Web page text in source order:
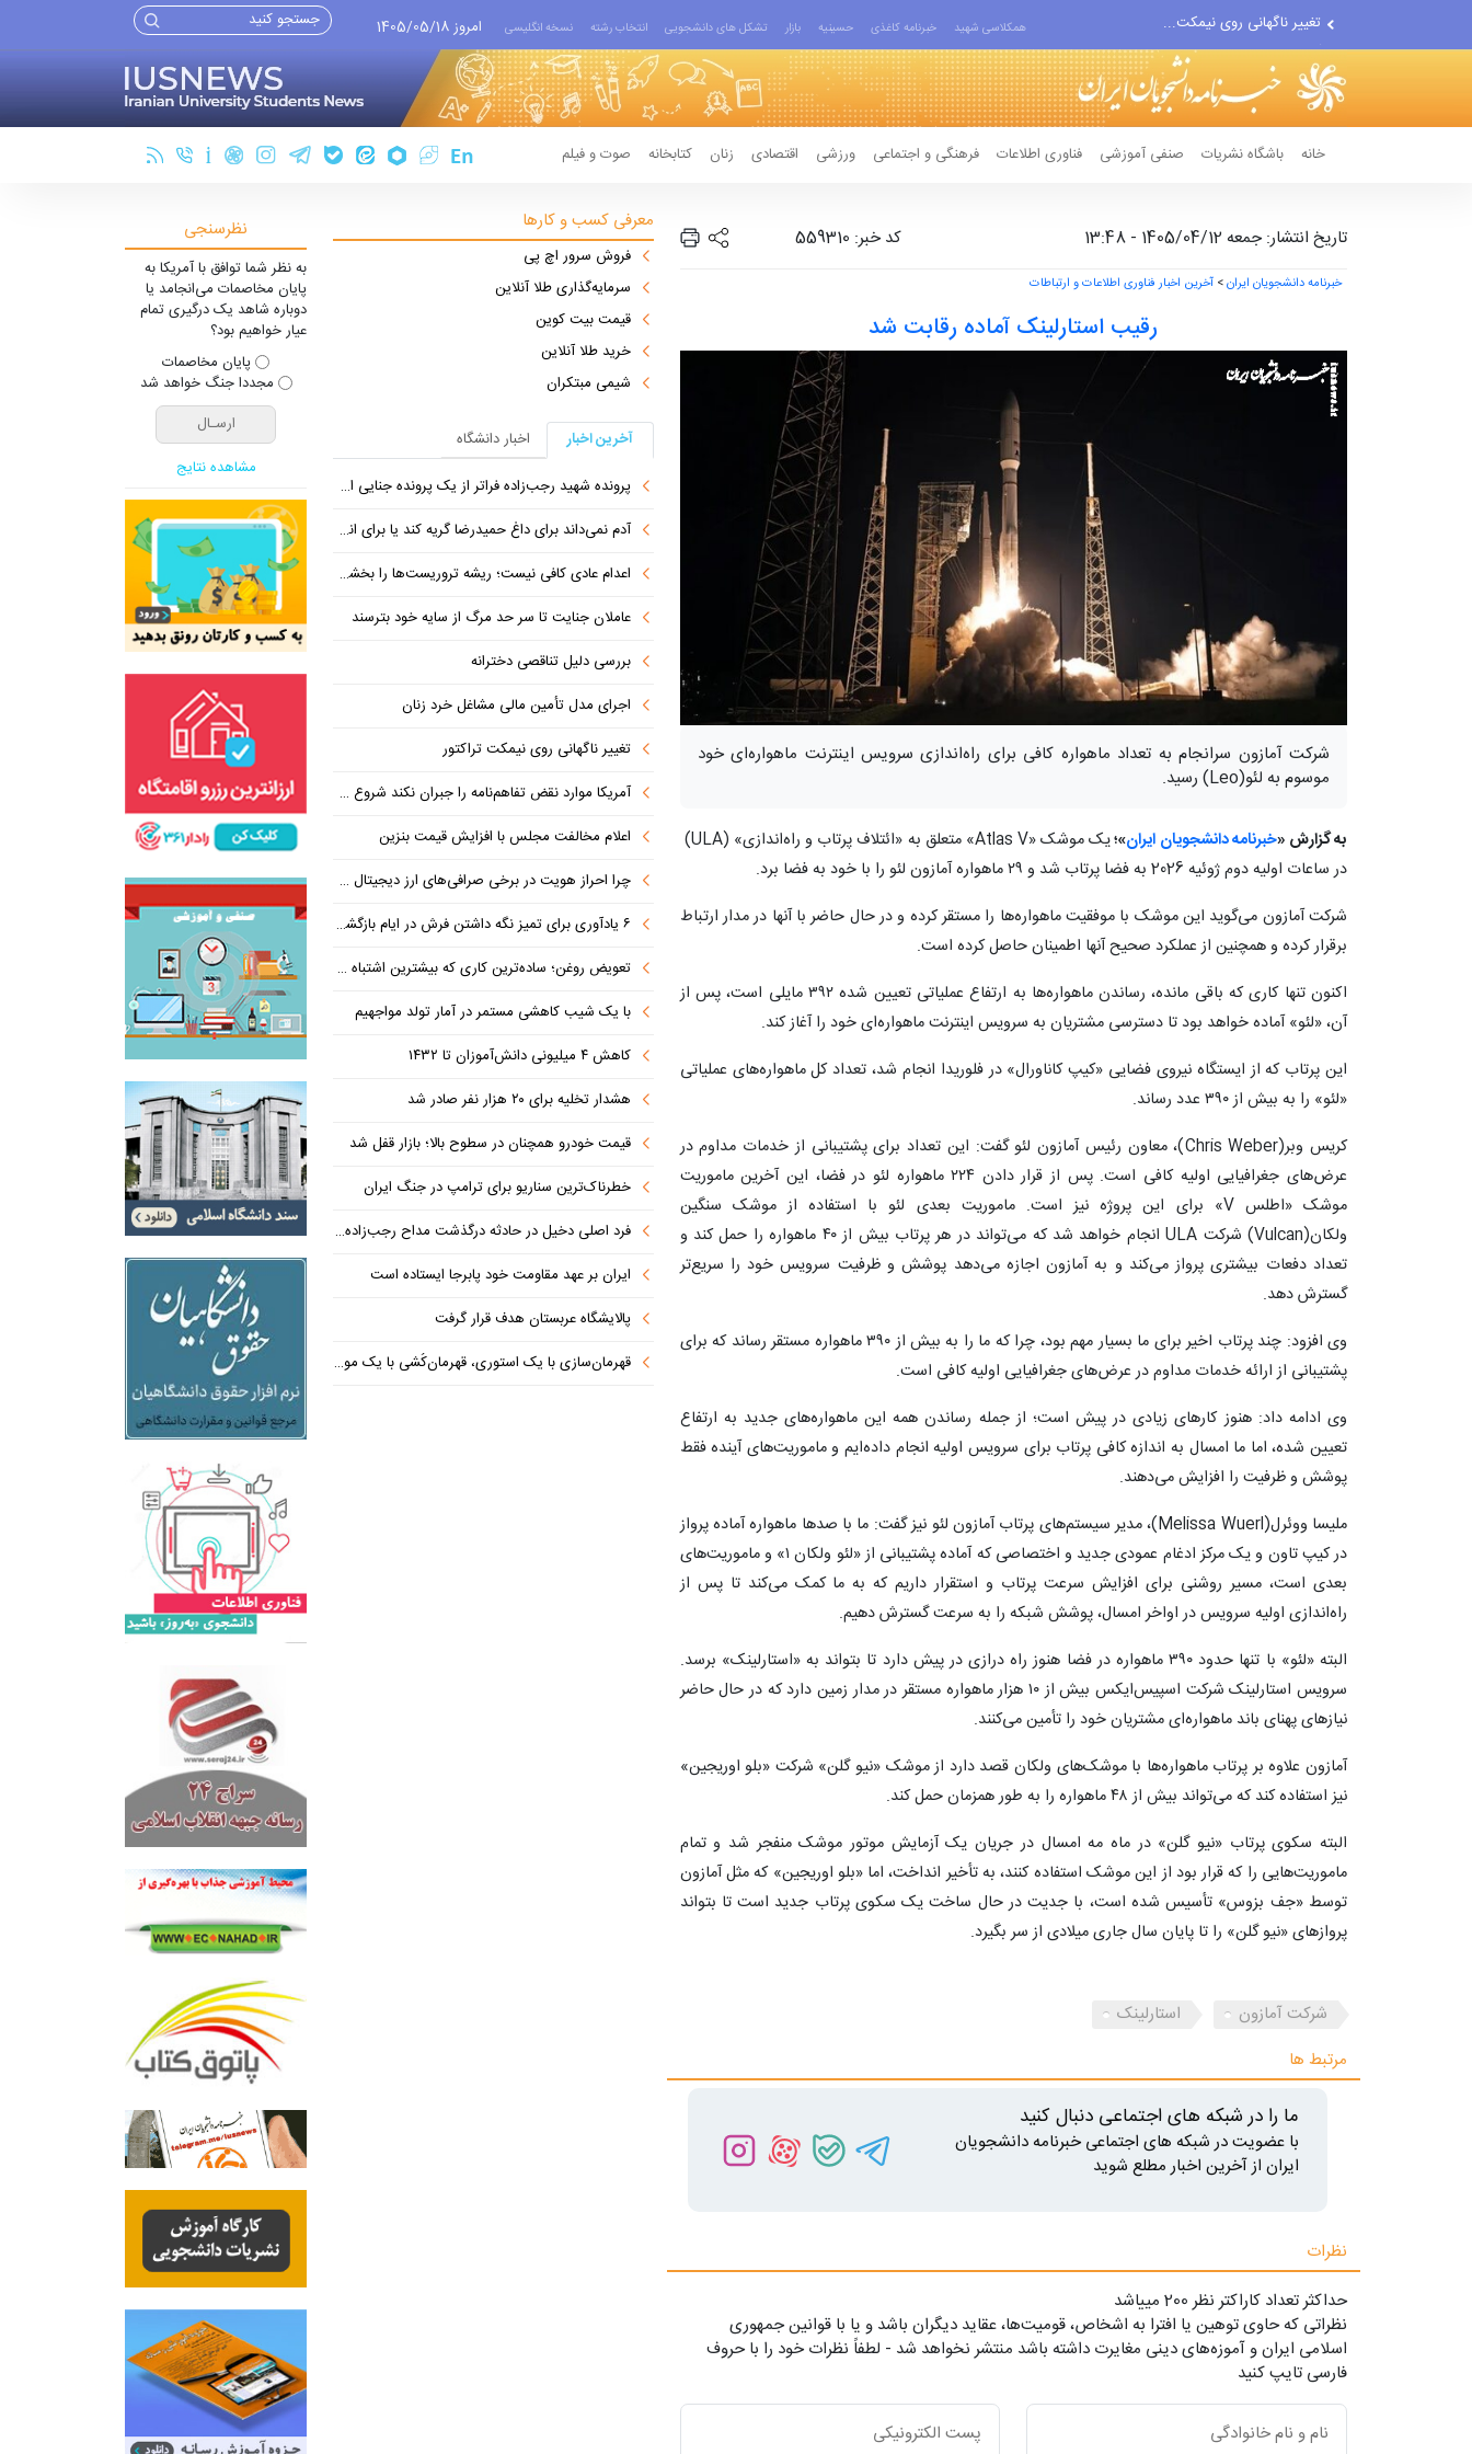
آمریکا موارد نقض تفاهم‌نامه...
اعلام مخالفت مجلس با افزایش...
همکلاسی شهید خبرنامه کاغذی حسینیه بازار تشکل های دانشجویی انتخاب رشته نسخه انگلیسی امروز 1405/05/18
خانه باشگاه نشریات صنفی آموزشی فناوری اطلاعات فرهنگی و اجتماعی ورزشی اقتصادی زنان کتابخانه صوت و فیلم
تاریخ انتشار: جمعه 1405/04/12 - 13:48 کد خبر: 559310
خبرنامه دانشجویان ایران> آخرین اخبار فناوری اطلاعات و ارتباطات
رقیب استارلینک آماده رقابت شد
شرکت آمازون سرانجام به تعداد ماهواره کافی برای راه‌اندازی سرویس اینترنت ماهواره‌ای خود
موسوم به لئو(Leo) رسید.
به گزارش «خبرنامه دانشجویان ایران»؛
یک موشک «Atlas V» متعلق به «ائتلاف پرتاب و راه‌اندازی» (ULA)
در ساعات اولیه دوم ژوئیه 2026 به فضا پرتاب شد و ۲۹ ماهواره آمازون لئو را با خود به فضا برد.
شرکت آمازون می‌گوید این موشک با موفقیت ماهواره‌ها را مستقر کرده و در حال حاضر با آنها در مدار ارتباط
برقرار کرده و همچنین از عملکرد صحیح آنها اطمینان حاصل کرده است.
اکنون تنها کاری که باقی مانده، رساندن ماهواره‌ها به ارتفاع عملیاتی تعیین شده ۳۹۲ مایلی است، پس از
آن، «لئو» آماده خواهد بود تا دسترسی مشتریان به سرویس اینترنت ماهواره‌ای خود را آغاز کند.
این پرتاب که از ایستگاه نیروی فضایی «کیپ کاناورال» در فلوریدا انجام شد، تعداد کل ماهواره‌های عملیاتی
«لئو» را به بیش از ۳۹۰ عدد رساند.
کریس وبر(Chris Weber)، معاون رئیس آمازون لئو گفت: این تعداد برای پشتیبانی از خدمات مداوم در
عرض‌های جغرافیایی اولیه کافی است. پس از قرار دادن ۲۲۴ ماهواره لئو در فضا، این آخرین ماموریت
موشک «اطلس V» برای این پروژه نیز است. ماموریت بعدی لئو با استفاده از موشک سنگین
ولکان(Vulcan) شرکت ULA انجام خواهد شد که می‌تواند در هر پرتاب بیش از ۴۰ ماهواره را حمل کند و
تعداد دفعات بیشتری پرواز می‌کند و به آمازون اجازه می‌دهد پوشش و ظرفیت سرویس خود را سریع‌تر
گسترش دهد.
وی افزود: چند پرتاب اخیر برای ما بسیار مهم بود، چرا که ما را به بیش از ۳۹۰ ماهواره مستقر رساند که برای
پشتیبانی از ارائه خدمات مداوم در عرض‌های جغرافیایی اولیه کافی است.
وی ادامه داد: هنوز کارهای زیادی در پیش است؛ از جمله رساندن همه این ماهواره‌های جدید به ارتفاع
تعیین شده، اما ما امسال به اندازه کافی پرتاب برای سرویس اولیه انجام داده‌ایم و ماموریت‌های آینده فقط
پوشش و ظرفیت را افزایش می‌دهند.
ملیسا ووئرل(Melissa Wuerl)، مدیر سیستم‌های پرتاب آمازون لئو نیز گفت: ما با صدها ماهواره آماده پرواز
در کیپ تاون و یک مرکز ادغام عمودی جدید و اختصاصی که آماده پشتیبانی از «لئو ولکان ۱» و ماموریت‌های
بعدی است، مسیر روشنی برای افزایش سرعت پرتاب و استقرار داریم که به ما کمک می‌کند تا پس از
راه‌اندازی اولیه سرویس در اواخر امسال، پوشش شبکه را به سرعت گسترش دهیم.
البته «لئو» با تنها حدود ۳۹۰ ماهواره در فضا هنوز راه درازی در پیش دارد تا بتواند به «استارلینک» برسد.
سرویس استارلینک شرکت اسپیس‌ایکس بیش از ۱۰ هزار ماهواره مستقر در مدار زمین دارد که در حال حاضر
نیازهای پهنای باند ماهواره‌ای مشتریان خود را تأمین می‌کنند.
آمازون علاوه بر پرتاب ماهواره‌ها با موشک‌های ولکان قصد دارد از موشک «نیو گلن» شرکت «بلو اوریجین»
نیز استفاده کند که می‌تواند بیش از ۴۸ ماهواره را به طور همزمان حمل کند.
البته سکوی پرتاب «نیو گلن» در ماه مه امسال در جریان یک آزمایش موتور موشک منفجر شد و تمام
ماموریت‌هایی را که قرار بود از این موشک استفاده کنند، به تأخیر انداخت، اما «بلو اوریجین» که مثل آمازون
توسط «جف بزوس» تأسیس شده است، با جدیت در حال ساخت یک سکوی پرتاب جدید است تا بتواند
پروازهای «نیو گلن» را تا پایان سال جاری میلادی از سر بگیرد.
شرکت آمازون
استارلینک
مرتبط ها
ما را در شبکه های اجتماعی دنبال کنید
با عضویت در شبکه های اجتماعی خبرنامه دانشجویان
ایران از آخرین اخبار مطلع شوید
نظرات
حداکثر تعداد کاراکتر نظر 200 ميياشد
نظراتی که حاوی توهین یا افترا به اشخاص، قومیت‌ها، عقاید دیگران باشد و یا با قوانین جمهوری
اسلامی ایران و آموزه‌های دینی مغایرت داشته باشد منتشر نخواهد شد - لطفاً نظرات خود را با حروف
فارسی تایپ کنید
معرفی کسب و کارها
فروش سرور اچ پی
سرمایه‌گذاری طلا آنلاین
قیمت بیت کوین
خرید طلا آنلاین
شیمی مبتکران
آخرین اخبار
اخبار دانشگاه
پرونده شهید رجب‌زاده فراتر از یک پرونده جنایی است
آدم نمی‌داند برای داغ حمیدرضا گریه کند یا برای انسانیتی که در قاتلانش مرده است
اعدام عادی کافی نیست؛ ریشه تروریست‌ها را بخشکانید
عاملان جنایت تا سر حد مرگ از سایه خود بترسند
بررسی دلیل تناقصی دخترانه
اجرای مدل تأمین مالی مشاغل خرد زنان
تغییر ناگهانی روی نیمکت تراکتور
آمریکا موارد نقض تفاهم‌نامه را جبران نکند شروع مجدد مذاکره ممکن نیست
اعلام مخالفت مجلس با افزایش قیمت بنزین
چرا احراز هویت در برخی صرافی‌های ارز دیجیتال ضروری است؟
۶ یادآوری برای تمیز نگه داشتن فرش در ایام بازگشایی مدارس
تعویض روغن؛ ساده‌ترین کاری که بیشترین اشتباه در آن رخ می‌دهد
با یک شیب کاهشی مستمر در آمار تولد مواجهیم
کاهش ۴ میلیونی دانش‌آموزان تا ۱۴۳۲
هشدار تخلیه برای ۲۰ هزار نفر صادر شد
قیمت خودرو همچنان در سطوح بالا؛ بازار قفل شد
خطرناک‌ترین سناریو برای ترامپ در جنگ ایران
فرد اصلی دخیل در حادثه درگذشت مداح رجب‌زاده دستگیر شد
ایران بر عهد مقاومت خود پابرجا ایستاده است
پالایشگاه عربستان هدف قرار گرفت
قهرمان‌سازی با یک استوری، قهرمان‌کُشی با یک موضع
نظرسنجی
به نظر شما توافق با آمریکا به
پایان مخاصمات می‌انجامد یا
دوباره شاهد یک درگیری تمام
عیار خواهیم بود؟
پایان مخاصمات
مجددا جنگ خواهد شد
مشاهده نتایج